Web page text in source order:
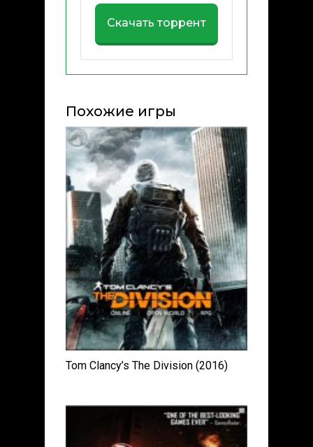
Скачать торрент
Похожие игры
Tom Clancy’s The Division (2016)